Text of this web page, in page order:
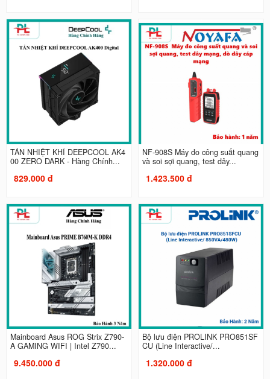
TẢN NHIỆT KHÍ DEEPCOOL AK4
00 ZERO DARK - Hàng Chính...
829.000 đ
NF-908S Máy đo công suất quang
và soi sợi quang, test dây...
1.423.500 đ
Mainboard Asus ROG Strix Z790-
A GAMING WIFI | Intel Z790...
9.450.000 đ
Bộ lưu điện PROLINK PRO851SF
CU (Line Interactive/...
1.320.000 đ